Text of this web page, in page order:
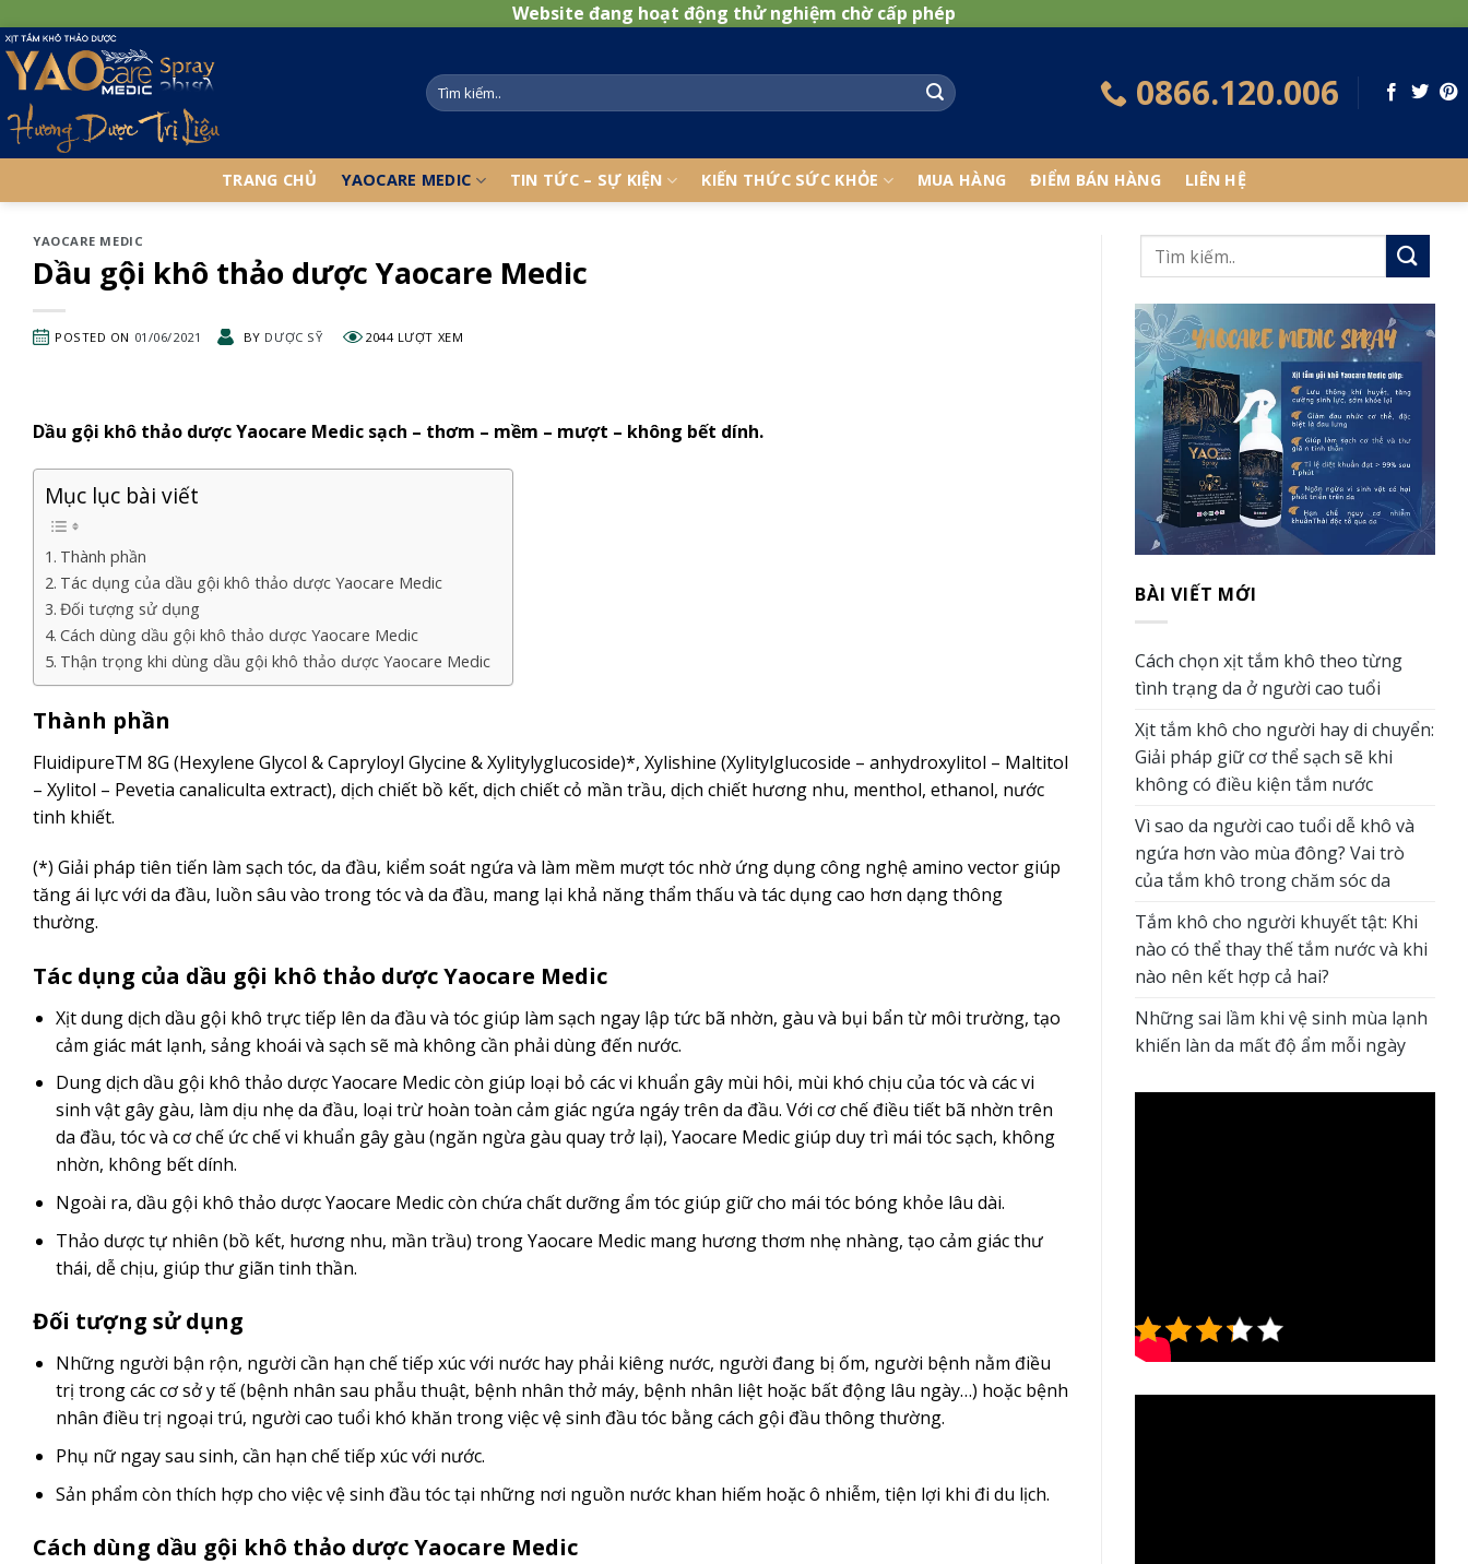
Website đang hoạt động thử nghiệm chờ cấp phép
Skip
to
content
0866.120.006
TRANG CHỦ YAOCARE MEDIC TIN TỨC – SỰ KIỆN KIẾN THỨC SỨC KHỎE MUA HÀNG ĐIỂM BÁN HÀNG LIÊN HỆ
YAOCARE MEDIC
Dầu gội khô thảo dược Yaocare Medic
POSTED ON 01/06/2021 BY DƯỢC SỸ 2044 LƯỢT XEM
Dầu gội khô thảo dược Yaocare Medic sạch – thơm – mềm – mượt – không bết dính.
Mục lục bài viết
Thành phần
Tác dụng của dầu gội khô thảo dược Yaocare Medic
Đối tượng sử dụng
Cách dùng dầu gội khô thảo dược Yaocare Medic
Thận trọng khi dùng dầu gội khô thảo dược Yaocare Medic
Thành phần
FluidipureTM 8G (Hexylene Glycol & Capryloyl Glycine & Xylitylyglucoside)*, Xylishine (Xylitylglucoside – anhydroxylitol – Maltitol
– Xylitol – Pevetia canaliculta extract), dịch chiết bồ kết, dịch chiết cỏ mần trầu, dịch chiết hương nhu, menthol, ethanol, nước
tinh khiết.
(*) Giải pháp tiên tiến làm sạch tóc, da đầu, kiểm soát ngứa và làm mềm mượt tóc nhờ ứng dụng công nghệ amino vector giúp
tăng ái lực với da đầu, luồn sâu vào trong tóc và da đầu, mang lại khả năng thẩm thấu và tác dụng cao hơn dạng thông
thường.
Tác dụng của dầu gội khô thảo dược Yaocare Medic
Xịt dung dịch dầu gội khô trực tiếp lên da đầu và tóc giúp làm sạch ngay lập tức bã nhờn, gàu và bụi bẩn từ môi trường, tạo
cảm giác mát lạnh, sảng khoái và sạch sẽ mà không cần phải dùng đến nước.
Dung dịch dầu gội khô thảo dược Yaocare Medic còn giúp loại bỏ các vi khuẩn gây mùi hôi, mùi khó chịu của tóc và các vi
sinh vật gây gàu, làm dịu nhẹ da đầu, loại trừ hoàn toàn cảm giác ngứa ngáy trên da đầu. Với cơ chế điều tiết bã nhờn trên
da đầu, tóc và cơ chế ức chế vi khuẩn gây gàu (ngăn ngừa gàu quay trở lại), Yaocare Medic giúp duy trì mái tóc sạch, không
nhờn, không bết dính.
Ngoài ra, dầu gội khô thảo dược Yaocare Medic còn chứa chất dưỡng ẩm tóc giúp giữ cho mái tóc bóng khỏe lâu dài.
Thảo dược tự nhiên (bồ kết, hương nhu, mần trầu) trong Yaocare Medic mang hương thơm nhẹ nhàng, tạo cảm giác thư
thái, dễ chịu, giúp thư giãn tinh thần.
Đối tượng sử dụng
Những người bận rộn, người cần hạn chế tiếp xúc với nước hay phải kiêng nước, người đang bị ốm, người bệnh nằm điều
trị trong các cơ sở y tế (bệnh nhân sau phẫu thuật, bệnh nhân thở máy, bệnh nhân liệt hoặc bất động lâu ngày…) hoặc bệnh
nhân điều trị ngoại trú, người cao tuổi khó khăn trong việc vệ sinh đầu tóc bằng cách gội đầu thông thường.
Phụ nữ ngay sau sinh, cần hạn chế tiếp xúc với nước.
Sản phẩm còn thích hợp cho việc vệ sinh đầu tóc tại những nơi nguồn nước khan hiếm hoặc ô nhiễm, tiện lợi khi đi du lịch.
Cách dùng dầu gội khô thảo dược Yaocare Medic
BÀI VIẾT MỚI
Cách chọn xịt tắm khô theo từng
tình trạng da ở người cao tuổi
Xịt tắm khô cho người hay di chuyển:
Giải pháp giữ cơ thể sạch sẽ khi
không có điều kiện tắm nước
Vì sao da người cao tuổi dễ khô và
ngứa hơn vào mùa đông? Vai trò
của tắm khô trong chăm sóc da
Tắm khô cho người khuyết tật: Khi
nào có thể thay thế tắm nước và khi
nào nên kết hợp cả hai?
Những sai lầm khi vệ sinh mùa lạnh
khiến làn da mất độ ẩm mỗi ngày